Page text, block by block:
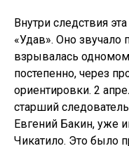
Внутри следствия
«Удав». Оно звучало
взрывалась
постепенно, через
ориентировки. 2
старший
Евгений Бакин, уже
Чикатило. Это было